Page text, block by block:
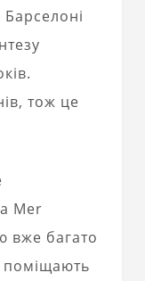
тож це
Mer
вже багато
поміщають